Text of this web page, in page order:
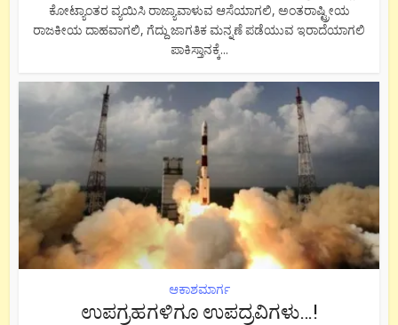
ಕೋಟ್ಯಾಂತರ ವ್ಯಯಿಸಿ ರಾಜ್ಯಾವಾಳುವ ಆಸೆಯಾಗಲಿ, ಅಂತರಾಷ್ಟ್ರೀಯ
ರಾಜಕೀಯ ದಾಹವಾಗಲಿ, ಗೆದ್ದು ಜಾಗತಿಕ ಮನ್ನಣೆ ಪಡೆಯುವ ಇರಾದೆಯಾಗಲಿ
ಪಾಕಿಸ್ತಾನಕ್ಕೆ...
ಆಕಾಶಮಾರ್ಗ
ಉಪಗ್ರಹಗಳಿಗೂ ಉಪದ್ರವಿಗಳು…!